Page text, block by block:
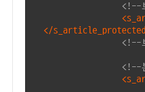
<!--
</
<!--
<!--